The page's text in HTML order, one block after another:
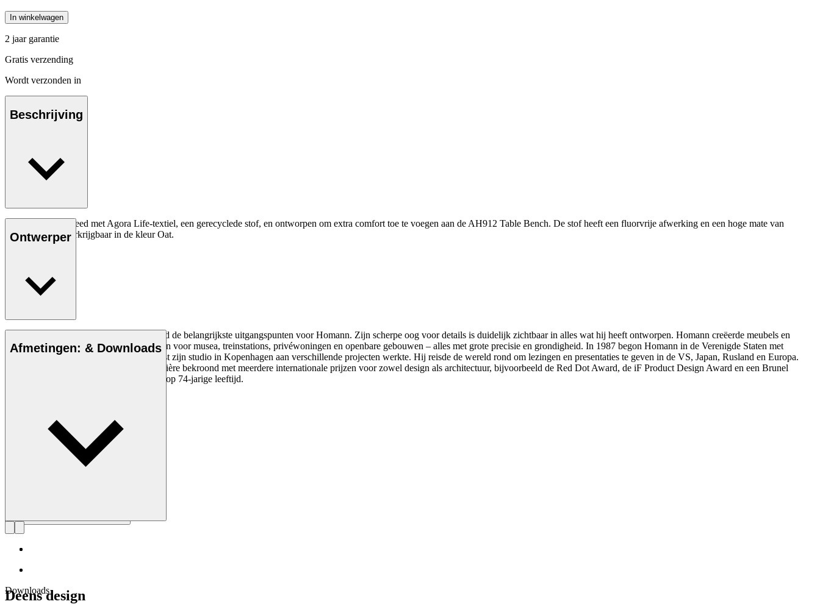
In winkelwagen
2 jaar garantie
Gratis verzending
Wordt verzonden in
Beschrijving
Het kussen is bekleed met Agora Life-textiel, een gerecyclede stof, en ontworpen om extra comfort toe te voegen aan de AH912 Table Bench. De stof heeft een fluorvrije afwerking en een hoge mate van
duurzaamheid. Verkrijgbaar in de kleur Oat.
Ontwerper
Eenvoud, helderheid en logica waren altijd de belangrijkste uitgangspunten voor Homann. Zijn scherpe oog voor details is duidelijk zichtbaar in alles wat hij heeft ontworpen. Homann creëerde meubels en
verlichting, evenals architecturale projecten voor musea, treinstations, privéwoningen en openbare gebouwen – alles met grote precisie en grondigheid. In 1987 begon Homann in de Verenigde Staten met
Homann Design Inc., van waaruit hij naast zijn studio in Kopenhagen aan verschillende projecten werkte. Hij reisde de wereld rond om lezingen en presentaties te geven in de VS, Japan, Rusland en Europa.
Bovendien werd Homann tijdens zijn carrière bekroond met meerdere internationale prijzen voor zowel design als architectuur, bijvoorbeeld de Red Dot Award, de iF Product Design Award en een Brunel
Award. Alfred Homann overleed in 2022 op 74-jarige leeftijd.
Afmetingen: & Downloads
Downloads
Deens design